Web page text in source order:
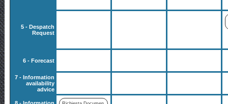
5 - Despatch
Request
6 - Forecast
7 - Information
availability
advice